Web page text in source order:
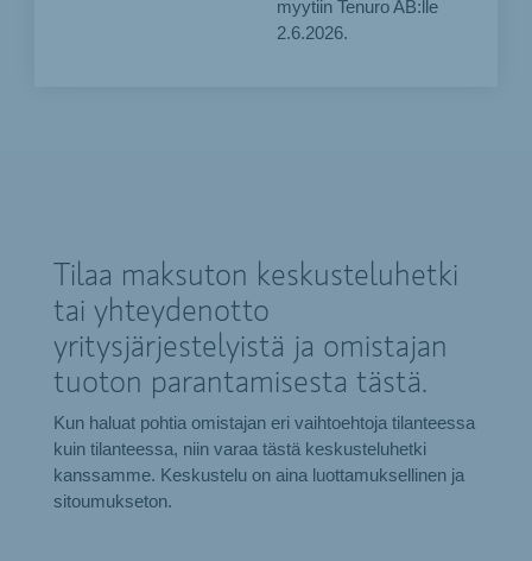
myytiin Tenuro AB:lle
2.6.2026.
Tilaa maksuton keskusteluhetki
tai yhteydenotto
yritysjärjestelyistä ja omistajan
tuoton parantamisesta tästä.
Kun haluat pohtia omistajan eri vaihtoehtoja tilanteessa
kuin tilanteessa, niin varaa tästä keskusteluhetki
kanssamme. Keskustelu on aina luottamuksellinen ja
sitoumukseton.